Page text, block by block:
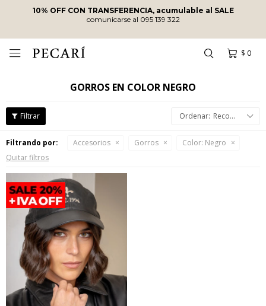
10% OFF CON TRANSFERENCIA, acumulable al SALE
comunicarse al 095 139 322
$ 0

GORROS EN COLOR NEGRO
Recomendados
Filtrando por: Accesorios Gorros Color: Negro
Quitar filtros